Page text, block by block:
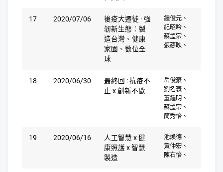
17 2020/07/06
後疫大遷徙 · 強
韌新生態：製
造台灣、健康
家園、數位全
球
鍾俊元、
紀昭吟、
蘇孟宗、
張慈映、
18 2020/06/30
最終回 : 抗疫不
止 x 創新不歇
岳俊豪、
劉名寰、
董鍾明、
蘇孟宗、
簡秀怡、
19 2020/06/16
人工智慧 x 健
康照護 x 智慧
製造
池煥德、
黃仲宏、
陳右怡、